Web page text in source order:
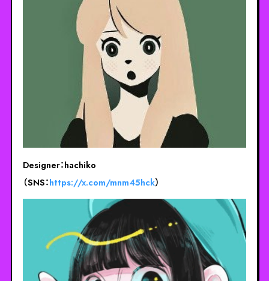
Designer：hachiko
（SNS：https://x.com/mnm45hck）